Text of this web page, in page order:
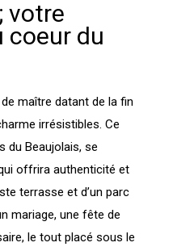
votre
coeur du
maître datant de la fin
irrésistibles. Ce
du Beaujolais, se
offrira authenticité et
terrasse et d’un parc
mariage, une fête de
le tout placé sous le